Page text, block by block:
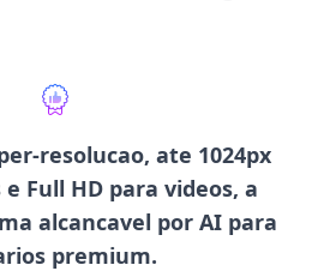
resolucao, ate 1024px
Full HD para videos, a
alcancavel por AI para
premium.